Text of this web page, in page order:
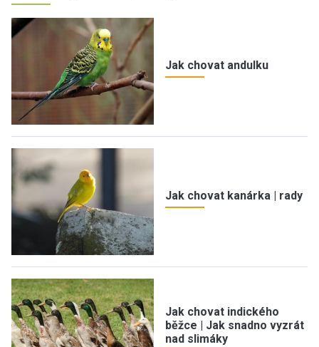
Jak chovat andulku
Jak chovat kanárka | rady
Jak chovat indického
běžce | Jak snadno vyzrát
nad slimáky